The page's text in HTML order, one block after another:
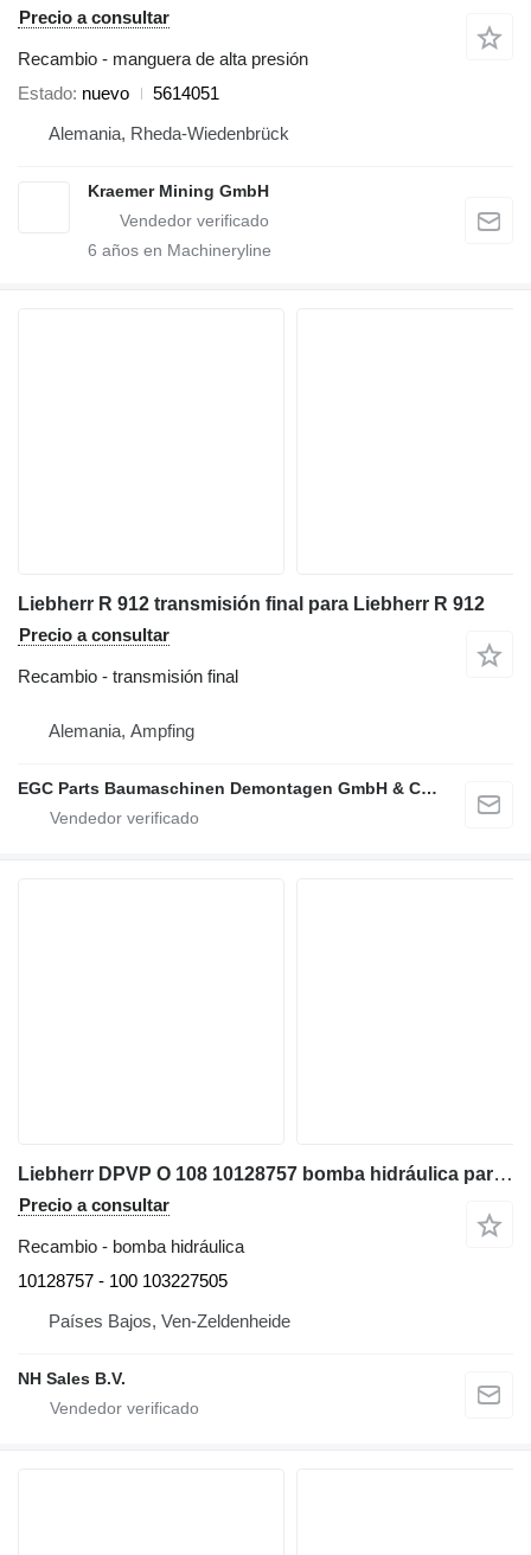
Precio a consultar
Recambio - manguera de alta presión
Estado nuevo
5614051
Alemania, Rheda-Wiedenbrück
Kraemer Mining GmbH
6 años en Machineryline
Liebherr R 912 transmisión final para Liebherr R 912
Precio a consultar
Recambio - transmisión final
Alemania, Ampfing
EGC Parts Baumaschinen Demontagen GmbH & Co. KG
Liebherr DPVP O 108 10128757 bomba hidráulica para Liebherr A934C Li / R934C / A934C Li
Precio a consultar
Recambio - bomba hidráulica
10128757 - 100 103227505
Países Bajos, Ven-Zeldenheide
NH Sales B.V.